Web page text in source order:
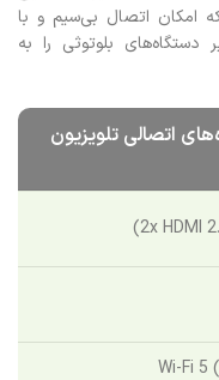
سینمای خانگی، یک پورت
است. تکمیل‌کننده این
بلوتوث نسخه 5.1 است که امکان اتصال بی‌سیم و با
دستگاه‌های بلوتوثی را به
اتصالی تلویزیون